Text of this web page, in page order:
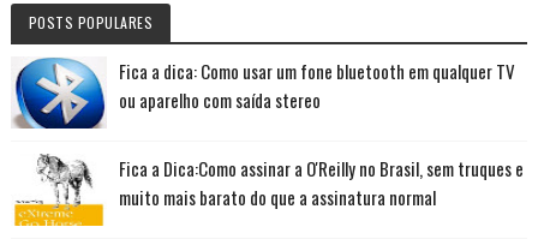
POSTS POPULARES
Fica a dica: Como usar um fone bluetooth em qualquer TV
ou aparelho com saída stereo
Fica a Dica:Como assinar a O'Reilly no Brasil, sem truques e
muito mais barato do que a assinatura normal